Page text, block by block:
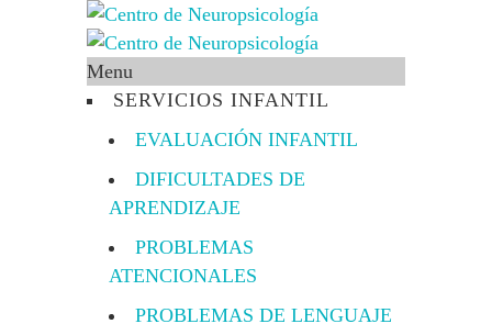
Menu
SERVICIOS INFANTIL
EVALUACIÓN INFANTIL
DIFICULTADES DE
APRENDIZAJE
PROBLEMAS
ATENCIONALES
PROBLEMAS DE LENGUAJE